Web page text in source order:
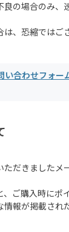
良の場合のみ、
は、恐縮ではご
い合わせフォー
ただきましたメ
ご購入時にポ
情報が掲載され